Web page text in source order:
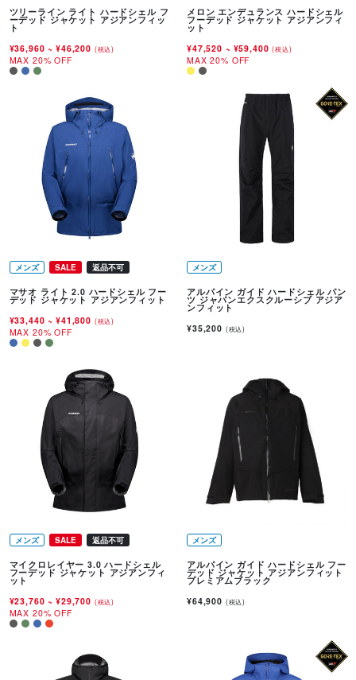
ツリーライン ライト ハードシェル フ
ーデッド ジャケット アジアンフィッ
ト
¥36,960~ ¥46,200 (税込)
MAX 20% OFF
メロン エンデュランス ハードシェル
フーデッド ジャケット アジアンフィ
ット
¥47,520 ~ ¥59,400(税込)
MAX 20% OFF
メンズ SALE 返品不可
マサオ ライト 2.0 ハードシェル フー
デッド ジャケット アジアンフィット
¥33,440~ ¥41,800 (税込)
MAX 20% OFF
メンズ
アルパイン ガイド ハードシェル パン
ツ ジャパンエクスクルーシブ アジア
ンフィット
¥35,200 (税込)
メンズ SALE 返品不可
マイクロレイヤー 3.0 ハードシェル
フーデッド ジャケット アジアンフィ
ット
¥23,760~ ¥29,700 (税込)
MAX 20% OFF
メンズ
アルパイン ガイド ハードシェル フー
デッド ジャケット アジアンフィット
プレミアムブラック
¥64,900 (税込)